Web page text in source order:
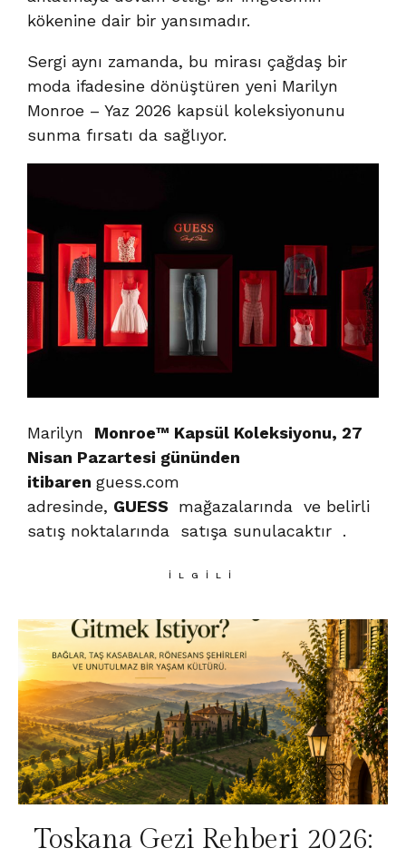
kökenine dair bir yansımadır.
Sergi aynı zamanda, bu mirası çağdaş bir
moda ifadesine dönüştüren yeni Marilyn
Monroe – Yaz 2026 kapsül koleksiyonunu
sunma fırsatı da sağlıyor.
Marilyn Monroe™ Kapsül Koleksiyonu, 27
Nisan Pazartesi gününden
itibaren guess.com
adresinde, GUESS
mağazalarında ve belirli
satış noktalarında satışa sunulacaktır .
İLGILI
Toskana Gezi Rehberi 2026: